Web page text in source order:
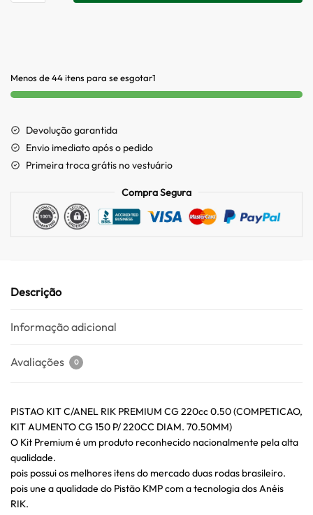
Menos de 44 itens para se esgotar1
Devolução garantida
Envio imediato após o pedido
Primeira troca grátis no vestuário
Compra Segura
Descrição
Informação adicional
Avaliações 0
PISTAO KIT C/ANEL RIK PREMIUM CG 220cc 0.50 (COMPETICAO,
KIT AUMENTO CG 150 P/ 220CC DIAM. 70.50MM)
O Kit Premium é um produto reconhecido nacionalmente pela alta
qualidade.
pois possui os melhores itens do mercado duas rodas brasileiro.
pois une a qualidade do Pistão KMP com a tecnologia dos Anéis
RIK.